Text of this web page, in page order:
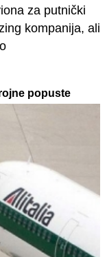
za putnički
kompanija, ali
popuste